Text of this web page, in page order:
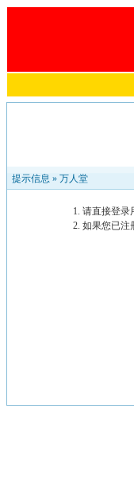
提示信息 » 万人堂
请直接登录
如果您已注